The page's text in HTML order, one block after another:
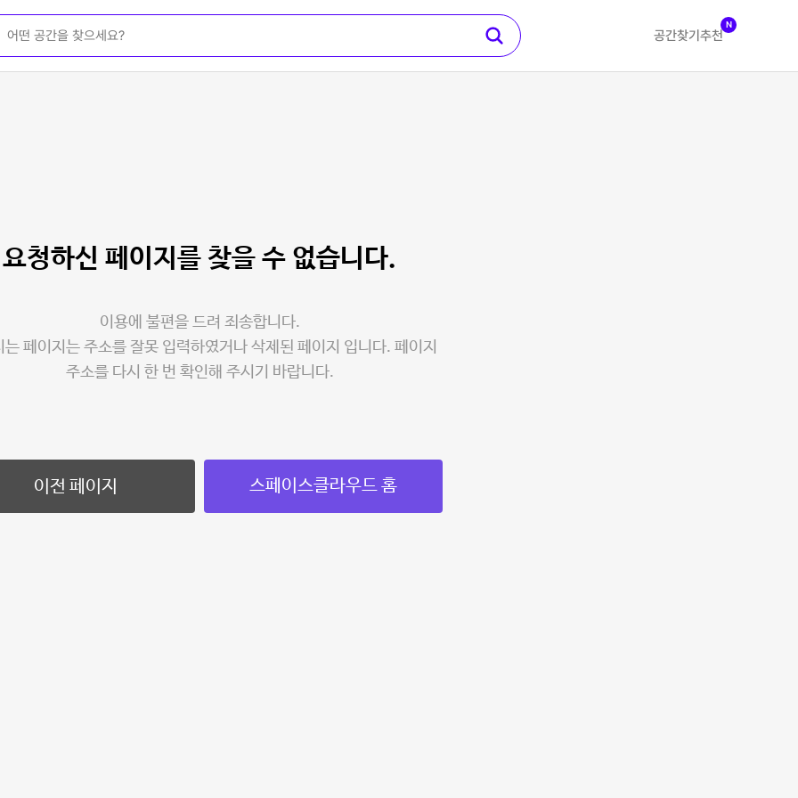
공간찾기 추천
N
요청하신 페이지를 찾을 수 없습니다.
이용에 불편을 드려 죄송합니다.
는 페이지는 주소를 잘못 입력하였거나 삭제된 페이지 입니다. 페이지
주소를 다시 한 번 확인해 주시기 바랍니다.
이전 페이지 스페이스클라우드 홈